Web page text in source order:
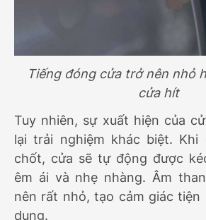
Tiếng đóng cửa trở nên nhỏ
cửa hít
Tuy nhiên, sự xuất hiện của
lại trải nghiệm khác biệt. Khi
chốt, cửa sẽ tự động được
êm ái và nhẹ nhàng. Âm
nên rất nhỏ, tạo cảm giác tiện
dụng.